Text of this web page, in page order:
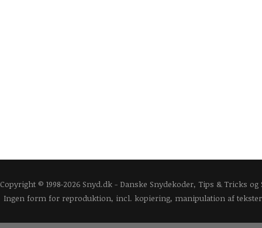
Copyright © 1998-2026 Snyd.dk - Danske Snydekoder, Tips & Tricks
Ingen form for reproduktion, incl. kopiering, manipulation af